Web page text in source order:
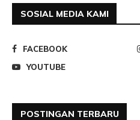
SOSIAL MEDIA KAMI
FACEBOOK
YOUTUBE
POSTINGAN TERBARU